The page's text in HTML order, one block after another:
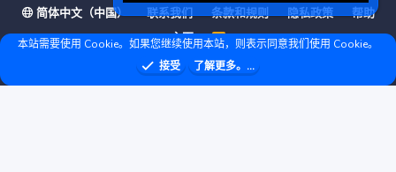
简体中文（中国） 联系我们 条款和规则 隐私政策
帮助
主页
R
S
S
❤ © Copyright 2020–2026 基岩科技 版权所有 |Microsoft Marketplace
本站需要使用 Cookie。如果您继续使用本站，则表示同意我们使用 Cookie。
接受
了解更多。...